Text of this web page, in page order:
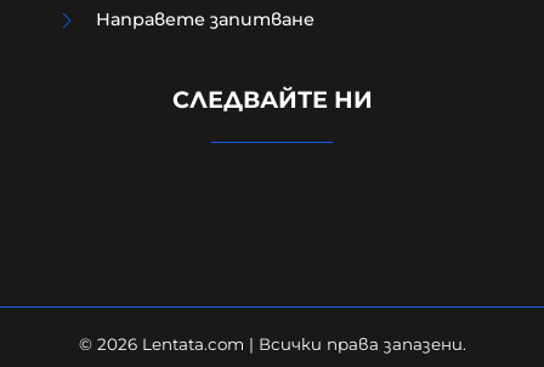
Защо до момента не са засегнали
Направете запитване
СЛЕДВАЙТЕ НИ
© 2026 Lentata.com | Всички права запазени.